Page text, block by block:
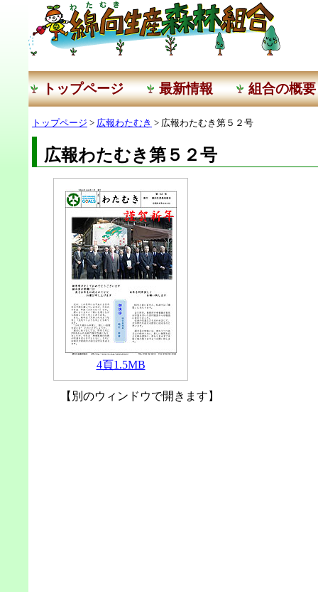
トップページ 最新情報 組合の概要
トップページ > 広報わたむき > 広報わたむき第５２号
広報わたむき第５２号
4頁1.5MB
【別のウィンドウで開きます】